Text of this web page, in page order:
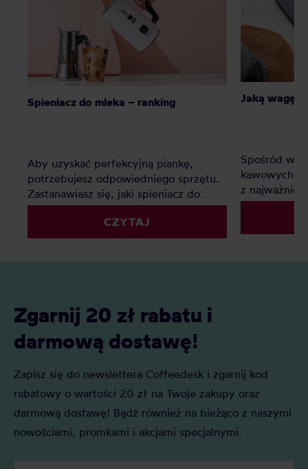
Spieniacz do mleka – ranking
Aby uzyskać perfekcyjną piankę,
potrzebujesz odpowiedniego sprzętu.
Zastanawiasz się, jaki spieniacz do
mleka kupić? Elektryczny, ręczny, a
może indukcyjny? Oto nasz
szczegółowy ranking, który pomoże Ci
CZYTAJ
Jaką wagę
Spośród
kawowych -
z
dzięki
kawy
Zgarnij 20 zł rabatu i
darmową dostawę!
Zapisz się do newslettera Coffeedesk i zgarnij kod
rabatowy o wartości 20 zł na Twoje zakupy oraz
darmową dostawę! Bądź również na bieżąco z naszymi
nowościami, promkami i akcjami specjalnymi.